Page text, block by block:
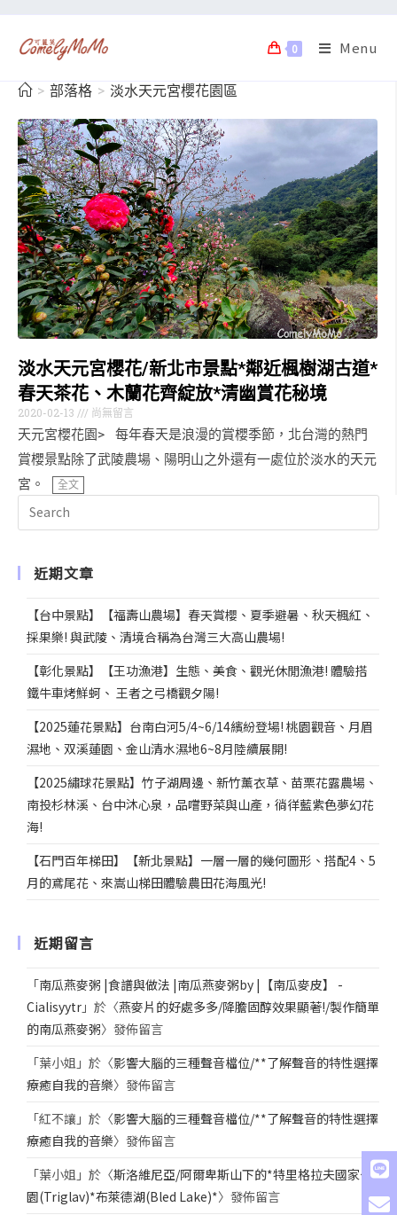
0 Menu
> 部落格 > 淡水天元宮櫻花園區
淡水天元宮櫻花/新北市景點*鄰近楓樹湖古道*
春天茶花、木蘭花齊綻放*清幽賞花秘境
2020-02-13 尚無留言
天元宮櫻花園> 每年春天是浪漫的賞櫻季節，北台灣的熱門
賞櫻景點除了武陵農場、陽明山之外還有一處位於淡水的天元
宮。
全文
近期文章
【台中景點】【福壽山農場】春天賞櫻、夏季避暑、秋天楓紅、
採果樂! 與武陵、清境合稱為台灣三大高山農場!
【彰化景點】【王功漁港】生態、美食、觀光休閒漁港! 體驗搭
鐵牛車烤鮮蚵、 王者之弓橋觀夕陽!
【2025蓮花景點】台南白河5/4~6/14繽紛登場! 桃園觀音、月眉
濕地、双溪蓮園、金山清水濕地6~8月陸續展開!
【2025繡球花景點】竹子湖周邊、新竹薰衣草、苗栗花露農場、
南投杉林溪、台中沐心泉，品嚐野菜與山產，徜徉藍紫色夢幻花
海!
【石門百年梯田】【新北景點】一層一層的幾何圖形、搭配4、5
月的鳶尾花、來嵩山梯田體驗農田花海風光!
近期留言
「南瓜燕麥粥 |食譜與做法 |南瓜燕麥粥by |【南瓜麥皮】 -
Cialisyytr 」於〈燕麥片的好處多多/降膽固醇效果顯著!/製作簡單
的南瓜燕麥粥〉發佈留言
「葉小姐 」於〈影響大腦的三種聲音檔位/**了解聲音的特性選擇
療癒自我的音樂〉發佈留言
「紅不讓 」於〈影響大腦的三種聲音檔位/**了解聲音的特性選擇
療癒自我的音樂〉發佈留言
「葉小姐 」於〈斯洛維尼亞/阿爾卑斯山下的*特里格拉夫國家公
園(Triglav)*布萊德湖(Bled Lake)*〉發佈留言